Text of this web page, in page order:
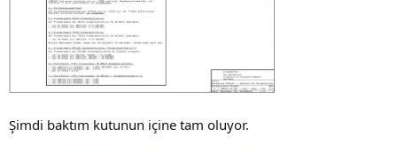
Şimdi baktım kutunun içine tam oluyor.